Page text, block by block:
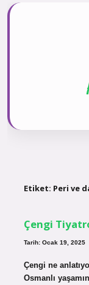
Etiket: Peri ve
Çengi
Tarih: Ocak 19, 2025
Çengi ne
Osmanlı